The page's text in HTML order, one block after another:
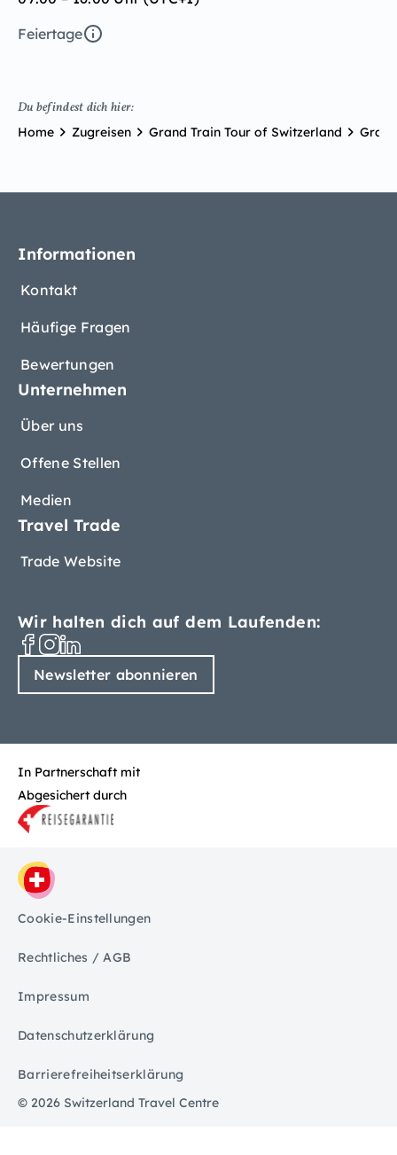
Feiertage
Du befindest dich hier:
Home Zugreisen Grand Train Tour of Switzerland
Informationen
Kontakt
Häufige Fragen
Bewertungen
Unternehmen
Über uns
Offene Stellen
Medien
Travel Trade
Trade Website
Wir halten dich auf dem Laufenden:
Newsletter abonnieren
In Partnerschaft mit
Abgesichert durch
Cookie-Einstellungen
Rechtliches / AGB
Impressum
Datenschutzerklärung
Barrierefreiheitserklärung
© 2026 Switzerland Travel Centre